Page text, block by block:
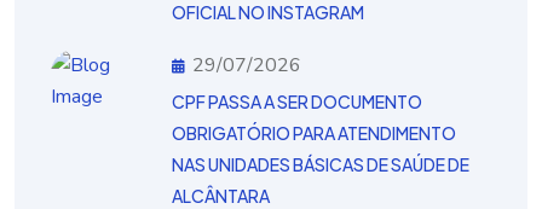
OFICIAL NO INSTAGRAM
29/07/2026
CPF PASSA A SER DOCUMENTO
OBRIGATÓRIO PARA ATENDIMENTO
NAS UNIDADES BÁSICAS DE SAÚDE DE
ALCÂNTARA